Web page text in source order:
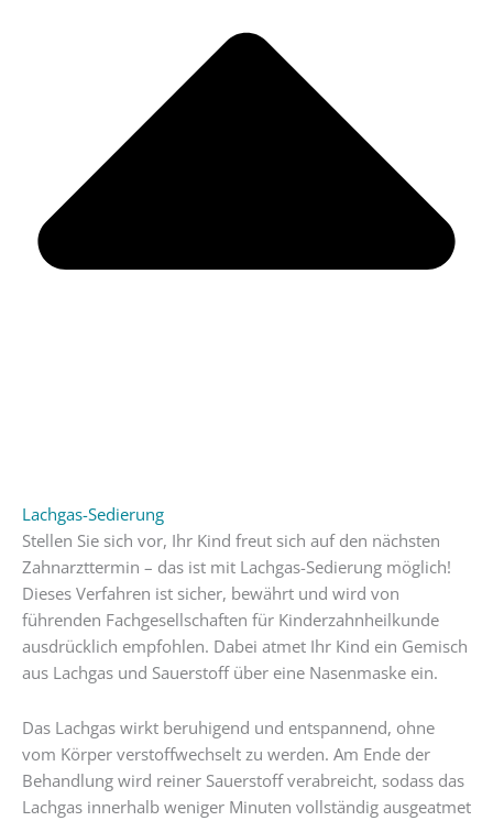
Lachgas-Sedierung
Stellen Sie sich vor, Ihr Kind freut sich auf den nächsten
Zahnarzttermin – das ist mit Lachgas-Sedierung möglich!
Dieses Verfahren ist sicher, bewährt und wird von
führenden Fachgesellschaften für Kinderzahnheilkunde
ausdrücklich empfohlen. Dabei atmet Ihr Kind ein Gemisch
aus Lachgas und Sauerstoff über eine Nasenmaske ein.
Das Lachgas wirkt beruhigend und entspannend, ohne
vom Körper verstoffwechselt zu werden. Am Ende der
Behandlung wird reiner Sauerstoff verabreicht, sodass das
Lachgas innerhalb weniger Minuten vollständig ausgeatmet